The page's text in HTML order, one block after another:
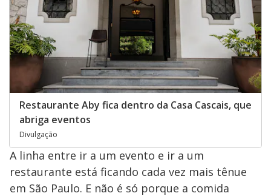
Restaurante Aby fica dentro da Casa Cascais, que
abriga eventos
Divulgação
A linha entre ir a um evento e ir a um
restaurante está ficando cada vez mais tênue
em São Paulo. E não é só porque a comida